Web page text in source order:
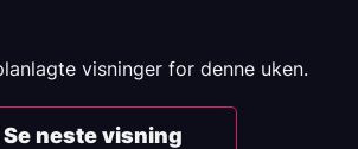
visninger for denne uken.
Se neste visning